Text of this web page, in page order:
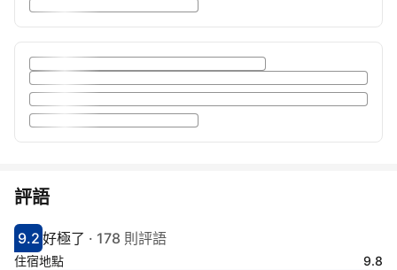
評語
分數9.2分
9.2
評比好極了
好極了 · 178 則評語
住宿地點
9.8